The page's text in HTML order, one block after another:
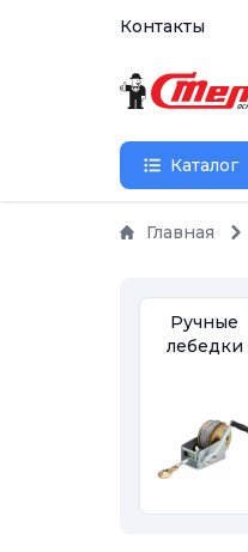
Контакты
Каталог
Главная
Ручные
лебедки